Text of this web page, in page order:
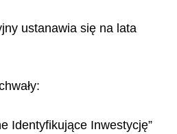
ustanawia się na lata
Identyfikujące Inwestycję”